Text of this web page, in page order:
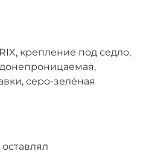
крепление под седло,
серо-зелёная